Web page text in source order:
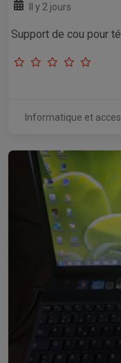
Il y 2 jours
Support de cou pour
Informatique et